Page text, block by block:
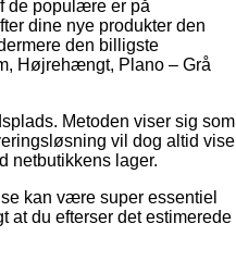
de populære er på
dine nye produkter den
den billigste
Højrehængt, Plano – Grå
Metoden viser sig som
vil dog altid vise
netbutikkens lager.
kan være super essentiel
at du efterser det estimerede